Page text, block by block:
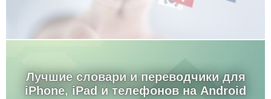
Лучшие словари и переводчики для
iPhone, iPad и телефонов на Android